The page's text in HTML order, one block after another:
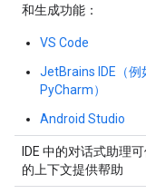
和生成功能：
VS Code
JetBrains IDE（例
PyCharm）
Android Studio
IDE 中的对话式助理
的上下文提供帮助